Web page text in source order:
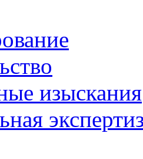
изыскания